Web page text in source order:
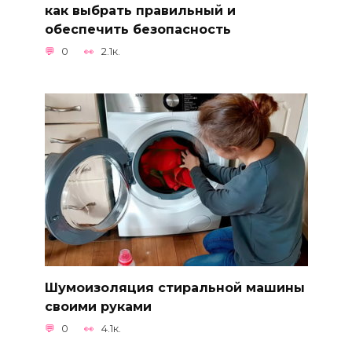
как выбрать правильный и
обеспечить безопасность
0 2.1к.
Шумоизоляция стиральной машины
своими руками
0 4.1к.